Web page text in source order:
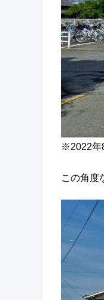
※2022年
この角度